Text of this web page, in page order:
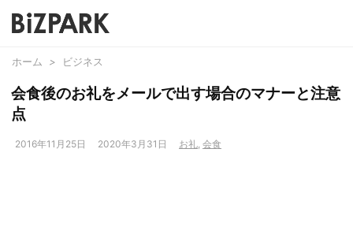
ホーム > ビジネス
会食後のお礼をメールで出す場合のマナーと注意
点
2016年11月25日 2020年3月31日 お礼, 会食